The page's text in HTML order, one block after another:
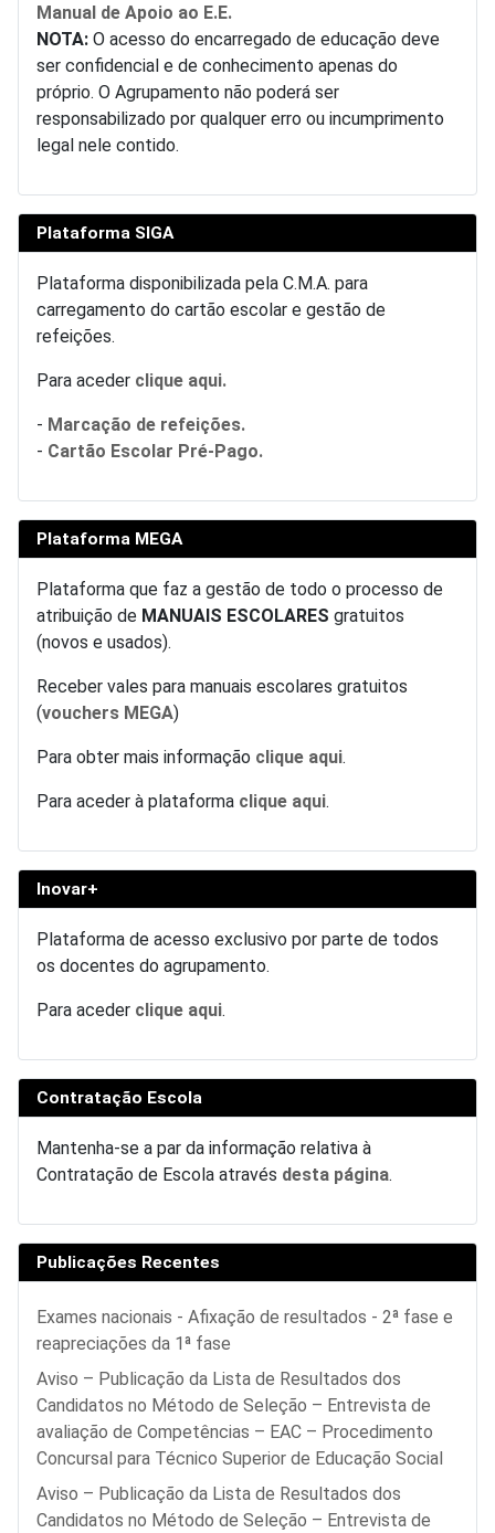
Manual de Apoio ao E.E.
NOTA: O acesso do encarregado de educação deve
ser confidencial e de conhecimento apenas do
próprio. O Agrupamento não poderá ser
responsabilizado por qualquer erro ou incumprimento
legal nele contido.
Plataforma SIGA
Plataforma disponibilizada pela C.M.A. para
carregamento do cartão escolar e gestão de
refeições.
Para aceder clique aqui.
- Marcação de refeições.
- Cartão Escolar Pré-Pago.
Plataforma MEGA
Plataforma que faz a gestão de todo o processo de
atribuição de MANUAIS ESCOLARES gratuitos
(novos e usados).
Receber vales para manuais escolares gratuitos
(vouchers MEGA)
Para obter mais informação clique aqui.
Para aceder à plataforma clique aqui.
Inovar+
Plataforma de acesso exclusivo por parte de todos
os docentes do agrupamento.
Para aceder clique aqui.
Contratação Escola
Mantenha-se a par da informação relativa à
Contratação de Escola através desta página.
Publicações Recentes
Exames nacionais - Afixação de resultados - 2ª fase e
reapreciações da 1ª fase
Aviso – Publicação da Lista de Resultados dos
Candidatos no Método de Seleção – Entrevista de
avaliação de Competências – EAC – Procedimento
Concursal para Técnico Superior de Educação Social
Aviso – Publicação da Lista de Resultados dos
Candidatos no Método de Seleção – Entrevista de